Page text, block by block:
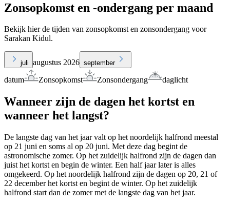
Zonsopkomst en -ondergang per maand
Bekijk hier de tijden van zonsopkomst en zonsondergang voor
Sarakan Kidul.
juli augustus 2026 september
datum Zonsopkomst Zonsondergang daglicht
Wanneer zijn de dagen het kortst en
wanneer het langst?
De langste dag van het jaar valt op het noordelijk halfrond meestal
op 21 juni en soms al op 20 juni. Met deze dag begint de
astronomische zomer. Op het zuidelijk halfrond zijn de dagen dan
juist het kortst en begin de winter. Een half jaar later is alles
omgekeerd. Op het noordelijk halfrond zijn de dagen op 20, 21 of
22 december het kortst en begint de winter. Op het zuidelijk
halfrond start dan de zomer met de langste dag van het jaar.